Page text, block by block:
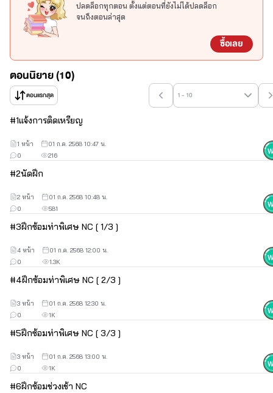
ปลดล็อกทุกตอน ตั้งแต่ตอนที่ยังไม่ได้ปลดล็อก
จนถึงตอนล่าสุด
ซื้อเลย
ตอนนิยาย (10)
ตอนแรกสุด 1 - 10
#1แจ้งการติดเหรียญ
216
0
1 หน้า 01 ก.ค. 2568 10:47 น.
#2นัดฝึก
581
0
2 หน้า 01 ก.ค. 2568 10:48 น.
#3ฝึกซ้อมท่าพิเศษ NC [ 1/3 ]
1.3K
0
4 หน้า 01 ก.ค. 2568 12:00 น.
#4ฝึกซ้อมท่าพิเศษ NC [ 2/3 ]
1K
0
3 หน้า 01 ก.ค. 2568 12:30 น.
#5ฝึกซ้อมท่าพิเศษ NC [ 3/3 ]
1K
0
3 หน้า 01 ก.ค. 2568 13:00 น.
#6ฝึกซ้อมช่วงเช้า NC